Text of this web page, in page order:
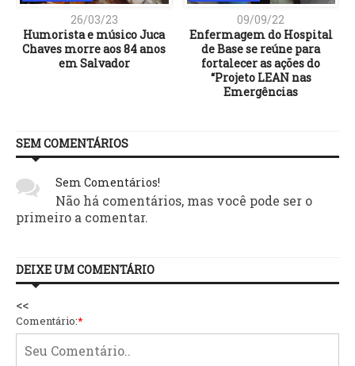
26/03/23
Humorista e músico Juca
Chaves morre aos 84 anos
em Salvador
09/09/22
Enfermagem do Hospital
de Base se reúne para
fortalecer as ações do
“Projeto LEAN nas
Emergências
SEM COMENTÁRIOS
Sem Comentários!
Não há comentários, mas você pode ser o
primeiro a comentar.
DEIXE UM COMENTÁRIO
<<
Comentário:*